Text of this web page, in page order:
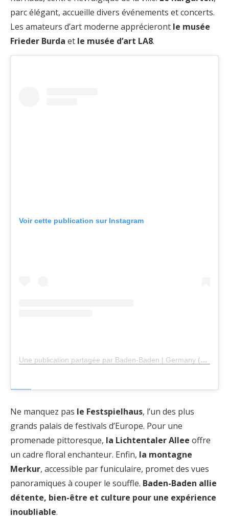
parc élégant, accueille divers événements et concerts.
Les amateurs d’art moderne apprécieront le musée
Frieder Burda et le musée d’art LA8.
Voir cette publication sur Instagram
Une publication partagée par Baden-Baden | Germany (@visitbadenbaden)
Ne manquez pas le Festspielhaus, l’un des plus
grands palais de festivals d’Europe. Pour une
promenade pittoresque, la Lichtentaler Allee offre
un cadre floral enchanteur. Enfin, la montagne
Merkur, accessible par funiculaire, promet des vues
panoramiques à couper le souffle. Baden-Baden allie
détente, bien-être et culture pour une expérience
inoubliable.